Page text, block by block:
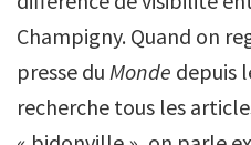
Champigny. Quand on
presse du Monde depuis
recherche tous les